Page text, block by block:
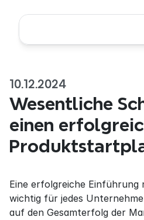
10.12.2024
Wesentliche
einen
Eine erfolgreiche Einführung
wichtig für jedes
auf den Gesamterfolg der